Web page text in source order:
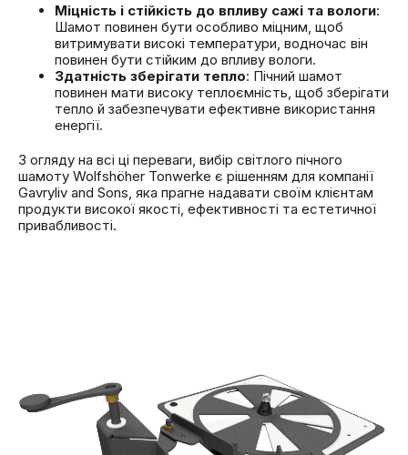
Міцність і стійкість до впливу сажі та вологи:
Шамот повинен бути особливо міцним, щоб
витримувати високі температури, водночас він
повинен бути стійким до впливу вологи.
Здатність зберігати тепло: Пічний шамот
повинен мати високу теплоємність, щоб зберігати
тепло й забезпечувати ефективне використання
енергії.
З огляду на всі ці переваги, вибір світлого пічного
шамоту Wolfshöher Tonwerke є рішенням для компанії
Gavryliv and Sons, яка прагне надавати своїм клієнтам
продукти високої якості, ефективності та естетичної
привабливості.